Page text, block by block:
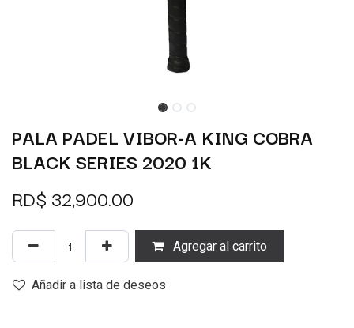
PALA PADEL VIBOR-A KING COBRA
BLACK SERIES 2020 1K
RD$ 32,900.00
Agregar al carrito
Añadir a lista de deseos